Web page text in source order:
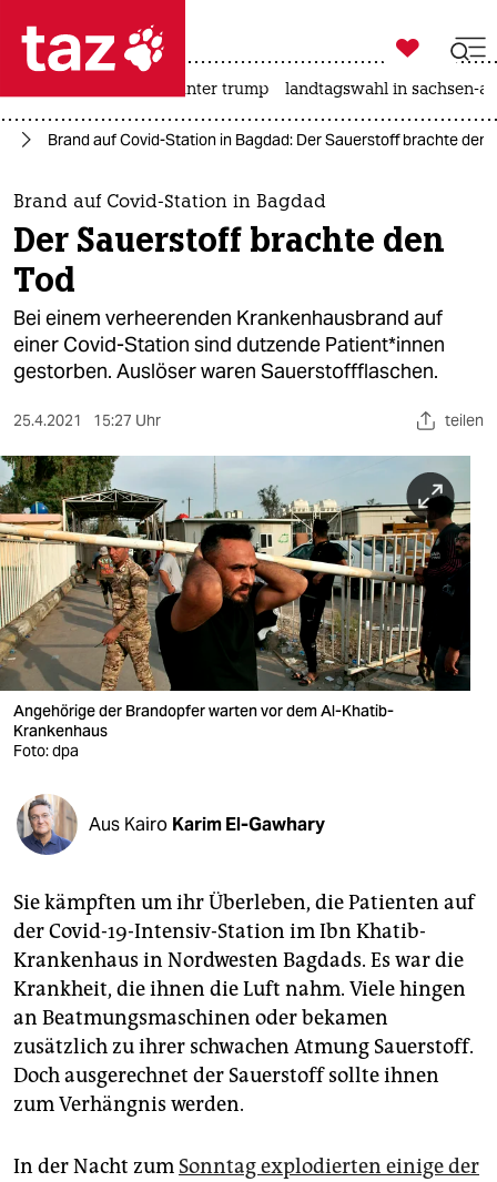
 taz zahl ich
taz zahl ich
themen
politik
öko
gesellschaft
sport
berlin
nord
wahrheit
verlag
verlag
veranstaltungen
fragen & hilfe
abo
genossenschaft
epaper login

taz zahl ich
usa unter trump landtagswahl in sachsen-
Brand auf Covid-Station in Bagdad: Der Sauerstoff brachte den
Brand auf Covid-Station in Bagdad
Der Sauerstoff brachte den
Tod
Bei einem verheerenden Krankenhausbrand auf
einer Covid-Station sind dutzende Pa­ti­en­t*in­nen
gestorben. Auslöser waren Sauerstoffflaschen.
25.4.2021 15:27 Uhr teilen
Angehörige der Brandopfer warten vor dem Al-Khatib-
Krankenhaus
Foto: dpa
Aus Kairo Karim El-Gawhary
Sie kämpften um ihr Überleben, die Patienten auf
der Covid-19-Intensiv-Station im Ibn Khatib-
Krankenhaus in Nordwesten Bagdads. Es war die
Krankheit, die ihnen die Luft nahm. Viele hingen
an Beatmungsmaschinen oder bekamen
zusätzlich zu ihrer schwachen Atmung Sauerstoff.
Doch ausgerechnet der Sauerstoff sollte ihnen
zum Verhängnis werden.
In der Nacht zum Sonntag explodierten einige der